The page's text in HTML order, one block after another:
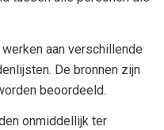
aan verschillende
De bronnen zijn
beoordeeld.
onmiddellijk ter